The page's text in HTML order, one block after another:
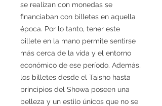
se realizan con monedas se
financiaban con billetes en aquella
época. Por lo tanto, tener este
billete en la mano permite sentirse
más cerca de la vida y el entorno
económico de ese período. Además,
los billetes desde el Taisho hasta
principios del Showa poseen una
belleza y un estilo únicos que no se